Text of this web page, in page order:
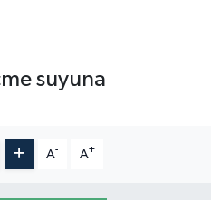
suyuna
A- A+